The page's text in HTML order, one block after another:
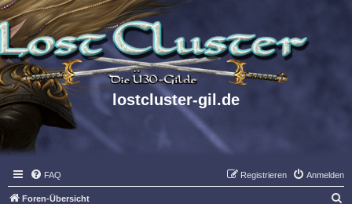
lostcluster-gil.de
FAQ Anmelden
Registrieren
Foren-Übersicht